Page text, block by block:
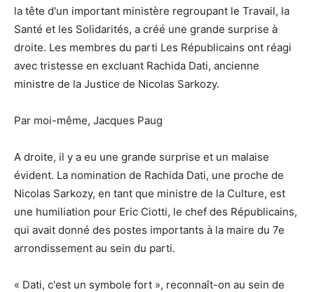
la tête d'un important ministère regroupant le Travail, la
Santé et les Solidarités, a créé une grande surprise à
droite. Les membres du parti Les Républicains ont réagi
avec tristesse en excluant Rachida Dati, ancienne
ministre de la Justice de Nicolas Sarkozy.
Par moi-même, Jacques Paug
A droite, il y a eu une grande surprise et un malaise
évident. La nomination de Rachida Dati, une proche de
Nicolas Sarkozy, en tant que ministre de la Culture, est
une humiliation pour Eric Ciotti, le chef des Républicains,
qui avait donné des postes importants à la maire du 7e
arrondissement au sein du parti.
« Dati, c'est un symbole fort », reconnaît-on au sein de